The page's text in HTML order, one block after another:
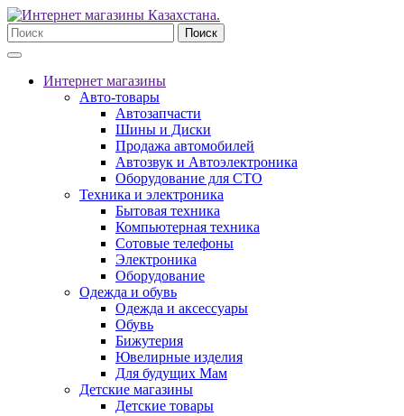
Поиск
Интернет магазины
Авто-товары
Автозапчасти
Шины и Диски
Продажа автомобилей
Автозвук и Автоэлектроника
Оборудование для СТО
Техника и электроника
Бытовая техника
Компьютерная техника
Сотовые телефоны
Электроника
Оборудование
Одежда и обувь
Одежда и аксессуары
Обувь
Бижутерия
Ювелирные изделия
Для будущих Мам
Детские магазины
Детские товары